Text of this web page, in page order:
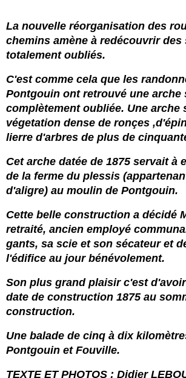
La nouvelle réorganisation des
chemins amène à redécouvrir des
totalement oubliés.
C'est comme cela que les
Pontgouin ont retrouvé une arche
complètement oubliée. Une arche
végetation dense de ronçes
lierre d'arbres de plus de
Cet arche datée de 1875 servait à
de la ferme du plessis
d'aligre) au moulin de Pontgouin.
Cette belle construction a décidé
retraité, ancien employé
gants, sa scie et son sécateur et
l'édifice au jour bénévolement.
Son plus grand plaisir c'est
date de construction 1875 au
construction.
Une balade de cinq à dix
Pontgouin et Fouville.
TEXTE ET PHOTOS : Didier